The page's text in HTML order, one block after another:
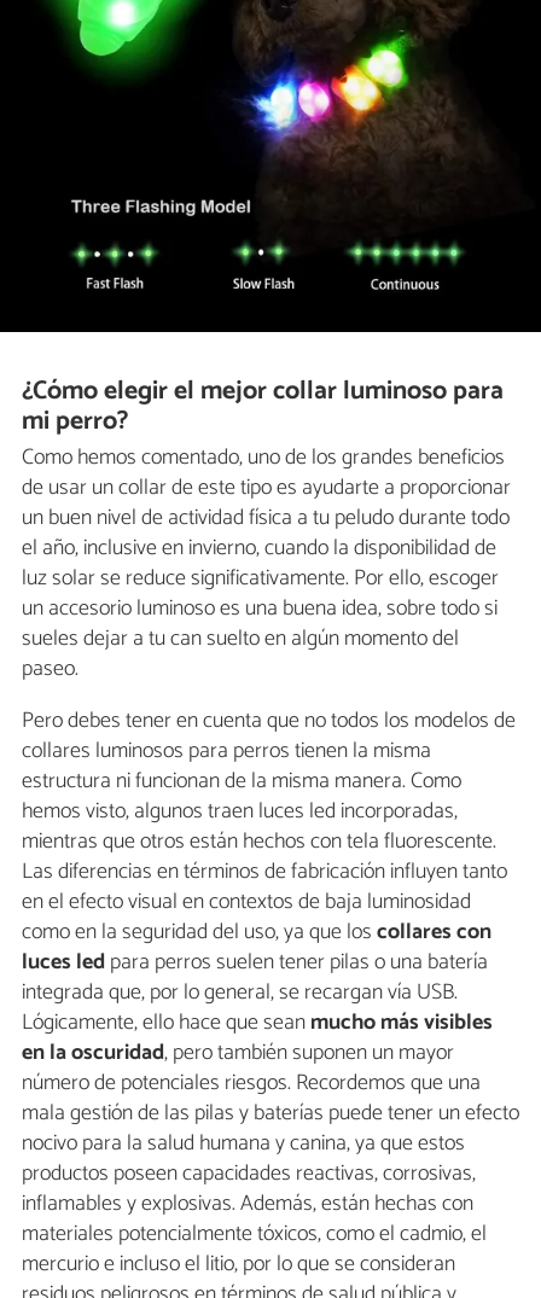
¿Cómo elegir el mejor collar luminoso para
mi perro?
Como hemos comentado, uno de los grandes beneficios
de usar un collar de este tipo es ayudarte a proporcionar
un buen nivel de actividad física a tu peludo durante todo
el año, inclusive en invierno, cuando la disponibilidad de
luz solar se reduce significativamente. Por ello, escoger
un accesorio luminoso es una buena idea, sobre todo si
sueles dejar a tu can suelto en algún momento del
paseo.
Pero debes tener en cuenta que no todos los modelos de
collares luminosos para perros tienen la misma
estructura ni funcionan de la misma manera. Como
hemos visto, algunos traen luces led incorporadas,
mientras que otros están hechos con tela fluorescente.
Las diferencias en términos de fabricación influyen tanto
en el efecto visual en contextos de baja luminosidad
como en la seguridad del uso, ya que loscollares con
luces ledpara perros suelen tener pilas o una batería
integrada que, por lo general, se recargan vía USB.
Lógicamente, ello hace que seanmucho más visibles
en la oscuridad, pero también suponen un mayor
número de potenciales riesgos. Recordemos que una
mala gestión de las pilas y baterías puede tener un efecto
nocivo para la salud humana y canina, ya que estos
productos poseen capacidades reactivas, corrosivas,
inflamables y explosivas. Además, están hechas con
materiales potencialmente tóxicos, como el cadmio, el
mercurio e incluso el litio, por lo que se consideran